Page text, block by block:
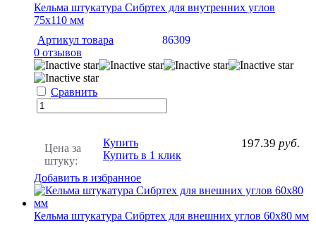
Кельма штукатура Сибртех для внутренних углов
75х110 мм
Артикул товара
86309
0 отзывов
Сравнить
Цена за
штуку:
197.39 руб.
Купить
Купить в 1 клик
Добавить в избранное
Кельма штукатура Сибртех для внешних углов 60х80 мм